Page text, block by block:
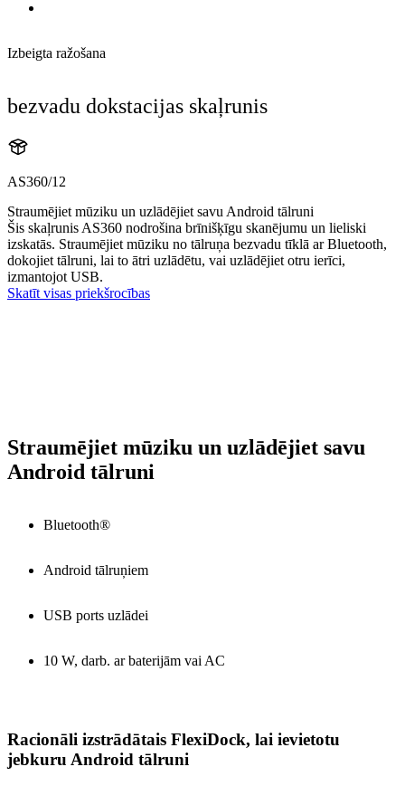
Izbeigta ražošana
bezvadu dokstacijas skaļrunis
AS360/12
Straumējiet mūziku un uzlādējiet savu Android tālruni
Šis skaļrunis AS360 nodrošina brīnišķīgu skanējumu un lieliski
izskatās. Straumējiet mūziku no tālruņa bezvadu tīklā ar Bluetooth,
dokojiet tālruni, lai to ātri uzlādētu, vai uzlādējiet otru ierīci,
izmantojot USB.
Skatīt visas priekšrocības
Straumējiet mūziku un uzlādējiet savu
Android tālruni
Bluetooth®
Android tālruņiem
USB ports uzlādei
10 W, darb. ar baterijām vai AC
Racionāli izstrādātais FlexiDock, lai ievietotu
jebkuru Android tālruni